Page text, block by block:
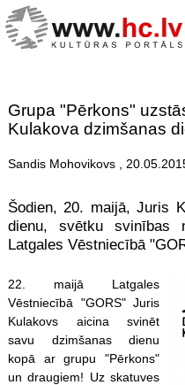
Grupa "Pērkons"
Kulakova dzimšanas
Sandis Mohovikovs ,
Šodien, 20. maijā, Juris
dienu, svētku svinības
Latgales Vēstniecībā
22. maijā Latgales
Vēstniecībā "GORS" Juris
Kulakovs aicina svinēt
savu dzimšanas dienu
kopā ar grupu "Pērkons"
un draugiem! Uz skatuves